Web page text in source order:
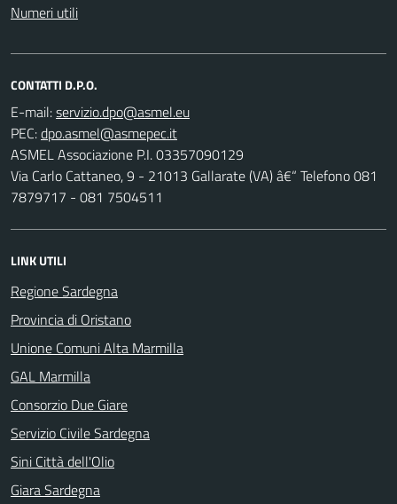
Numeri utili
CONTATTI D.P.O.
E-mail:
PEC:
ASMEL Associazione P.I. 03357090129
Via Carlo Cattaneo, 9 - 21013 Gallarate (VA) â€“ Telefono 081
7879717 - 081 7504511
LINK UTILI
Regione Sardegna
Provincia di Oristano
Unione Comuni Alta Marmilla
GAL Marmilla
Consorzio Due Giare
Servizio Civile Sardegna
Sini Città dell'Olio
Giara Sardegna